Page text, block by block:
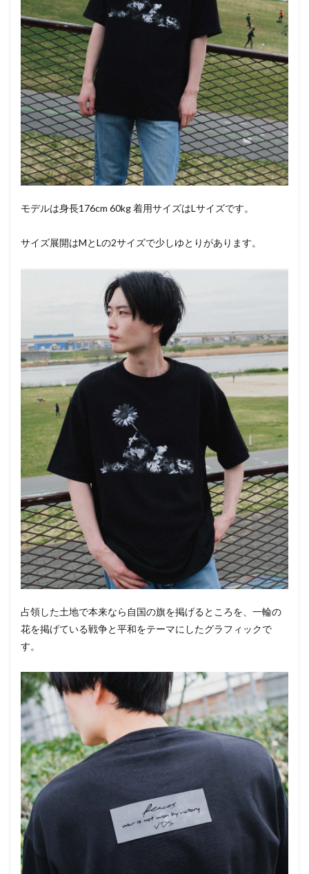
モデルは身長176cm 60kg 着用サイズはLサイズです。
サイズ展開はMとLの2サイズで少しゆとりがあります。
占領した土地で本来なら自国の旗を掲げるところを、一輪の
花を掲げている戦争と平和をテーマにしたグラフィックで
す。